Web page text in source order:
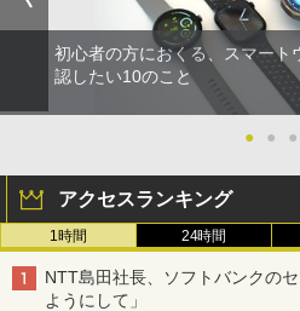
初心者の方におくる、スマート
認したい10のこと
● ● ●
アクセスランキング
1時間 24時間
NTT島田社長、ソフトバンクの
ようにして」